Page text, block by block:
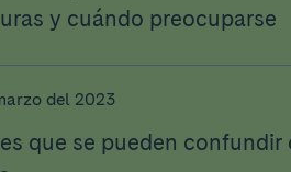
y cuándo preocuparse
del 2023
que se pueden confundir